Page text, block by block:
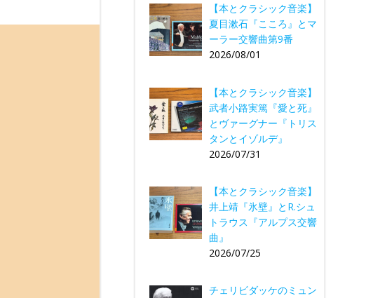
【本とクラシック音楽】
夏目漱石『こころ』とマ
ーラー交響曲第9番
2026/08/01
【本とクラシック音楽】
武者小路実篤『愛と死』
とヴァーグナー『トリス
タンとイゾルデ』
2026/07/31
【本とクラシック音楽】
井上靖『氷壁』とR.シュ
トラウス『アルプス交響
曲』
2026/07/25
チェリビダッケのミュン